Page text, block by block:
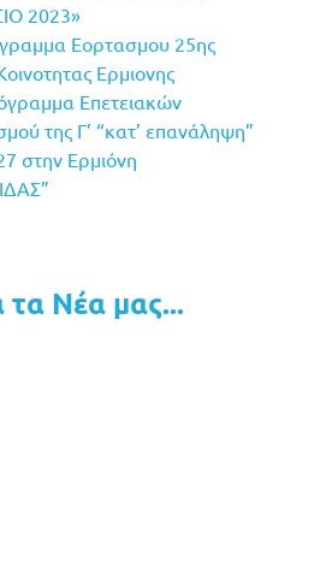
2023»
Εορτασμου 25ης
Ερμιονης
Επετειακών
της Γ’ “κατ’ επανάληψη”
στην Ερμιόνη
τα Νέα μας...